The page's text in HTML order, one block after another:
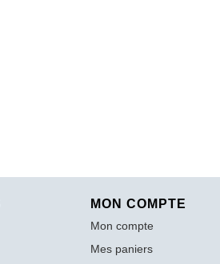
MON COMPTE
Mon compte
Mes paniers